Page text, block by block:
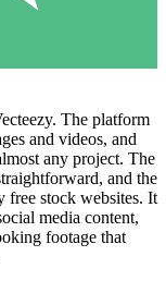
The platform
and videos, and
any project. The
and the
free stock websites. It
media content,
footage that